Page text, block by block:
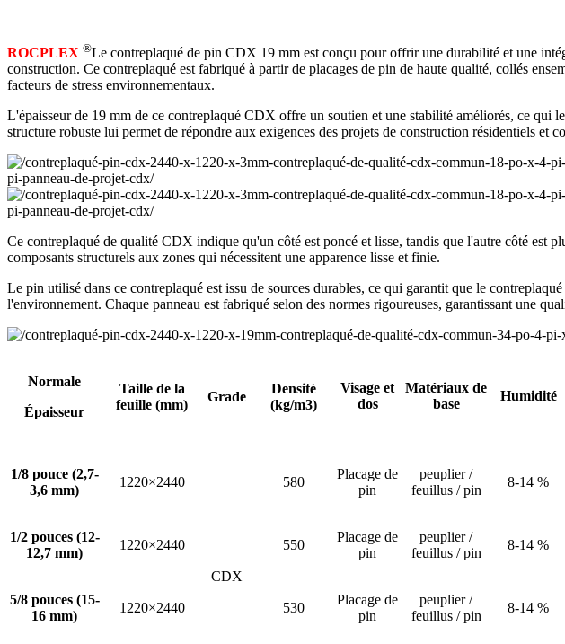
ROCPLEX ®Le contreplaqué de pin CDX 19 mm est conçu pour offrir une durabilité et une
construction. Ce contreplaqué est fabriqué à partir de placages de pin de haute qualité, collés
facteurs de stress environnementaux.
L'épaisseur de 19 mm de ce contreplaqué CDX offre un soutien et une stabilité améliorés, ce qui
structure robuste lui permet de répondre aux exigences des projets de construction résidentiels et
Ce contreplaqué de qualité CDX indique qu'un côté est poncé et lisse, tandis que l'autre côté est
composants structurels aux zones qui nécessitent une apparence lisse et finie.
Le pin utilisé dans ce contreplaqué est issu de sources durables, ce qui garantit que le
l'environnement. Chaque panneau est fabriqué selon des normes rigoureuses, garantissant une
Normale
Épaisseur
Taille de la
feuille (mm)
Grade
Densité
(kg/m3)
Visage et
dos
Matériaux de
base
Humidité
1/8 pouce (2,7-
3,6 mm)
1220×2440
CDX
580
Placage de
pin
peuplier /
feuillus / pin
8-14 %
1/2 pouces (12-
12,7 mm)
1220×2440 550
Placage de
pin
peuplier /
feuillus / pin
8-14 %
5/8 pouces (15-
16 mm)
1220×2440 530
Placage de
pin
peuplier /
feuillus / pin
8-14 %